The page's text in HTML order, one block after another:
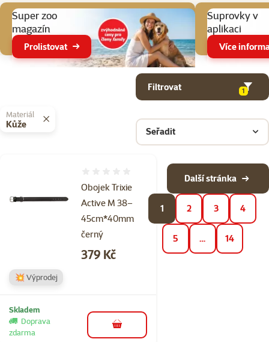
Super zoo
magazín
Prolistovat
Suprovky v
aplikaci
Více
Filtrovat
1
Materiál
Kůže
Seřadit
Produkty v kategorii Pomůcky pro venčení psa
Obojek Trixie
Active M 38–
45cm*40mm
černý
Cena
379 Kč
💥 Výprodej
Skladem
Doprava
zdarma
do košíku
1 2 3 4
5 … 14
Další stránka